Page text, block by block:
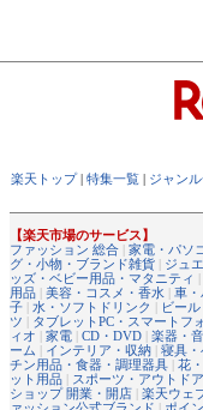
楽天トップ| 特集一覧 | ジャン
【楽天市場のサービス】
ファッション 総合 | 家電・パソ
グ・小物・ブランド雑貨 | ジュ
ッズ・ベビー用品・マタニティ |
用品 | 美容・コスメ・香水 | 車・
子 | 水・ソフトドリンク | ビー
ツ | タブレットPC・スマートフ
ィオ | 家電 | CD・DVD | 楽器・
ーム | インテリア・収納 | 寝具・
チン用品・食器・調理器具 | 花
ット用品 | スポーツ・アウトドア
ショップ 開業・開店 | 楽天ウェ